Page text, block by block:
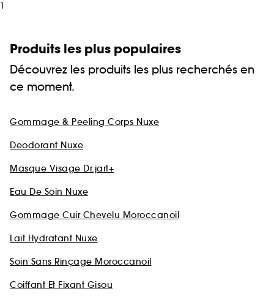
1
Produits les plus populaires
Découvrez les produits les plus recherchés en
ce moment.
Gommage & Peeling Corps Nuxe
Deodorant Nuxe
Masque Visage Dr.jart+
Eau De Soin Nuxe
Gommage Cuir Chevelu Moroccanoil
Lait Hydratant Nuxe
Soin Sans Rinçage Moroccanoil
Coiffant Et Fixant Gisou